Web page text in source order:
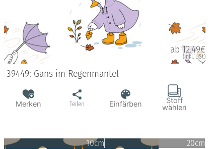
ab 12.49€
(inkl. USt)
39449: Gans im Regenmantel
Merken Teilen Einfärben Stoff
wählen
10cm 20cm